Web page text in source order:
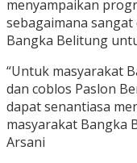
menyampaikan
sebagaimana
Bangka Belitung
“Untuk masyarakat
dan coblos Paslon
dapat senantiasa
masyarakat Bangka
Arsani